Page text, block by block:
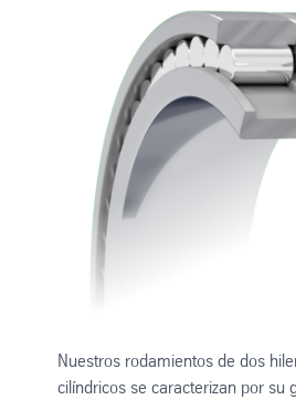
Nuestros rodamientos de dos
cilíndricos se caracterizan por su